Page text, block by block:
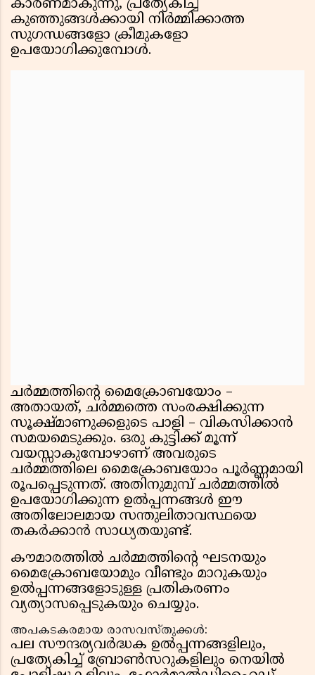
കാരണമാകുന്നു, പ്രത്യേകിച്ച്
കുഞ്ഞുങ്ങൾക്കായി നിർമ്മിക്കാത്ത
സുഗന്ധങ്ങളോ ക്രീമുകളോ
ഉപയോഗിക്കുമ്പോൾ.
ചർമ്മത്തിന്റെ മൈക്രോബയോം –
അതായത്, ചർമ്മത്തെ സംരക്ഷിക്കുന്ന
സൂക്ഷ്മാണുക്കളുടെ പാളി – വികസിക്കാൻ
സമയമെടുക്കും. ഒരു കുട്ടിക്ക് മൂന്ന്
വയസ്സാകുമ്പോഴാണ് അവരുടെ
ചർമ്മത്തിലെ മൈക്രോബയോം പൂർണ്ണമായി
രൂപപ്പെടുന്നത്. അതിനുമുമ്പ് ചർമ്മത്തിൽ
ഉപയോഗിക്കുന്ന ഉൽപ്പന്നങ്ങൾ ഈ
അതിലോലമായ സന്തുലിതാവസ്ഥയെ
തകർക്കാൻ സാധ്യതയുണ്ട്.
കൗമാരത്തിൽ ചർമ്മത്തിന്റെ ഘടനയും
മൈക്രോബയോമും വീണ്ടും മാറുകയും
ഉൽപ്പന്നങ്ങളോടുള്ള പ്രതികരണം
വ്യത്യാസപ്പെടുകയും ചെയ്യും.
അപകടകരമായ രാസവസ്തുക്കൾ:
പല സൗന്ദര്യവർദ്ധക ഉൽപ്പന്നങ്ങളിലും,
പ്രത്യേകിച്ച് ബ്രോൺസറുകളിലും നെയിൽ